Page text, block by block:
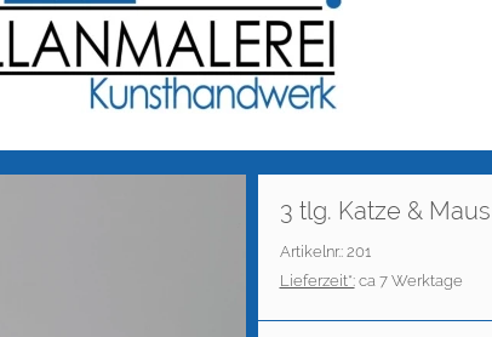
3 tlg. Katze & Maus
Artikelnr.: 201
Lieferzeit*:ca 7 Werktage